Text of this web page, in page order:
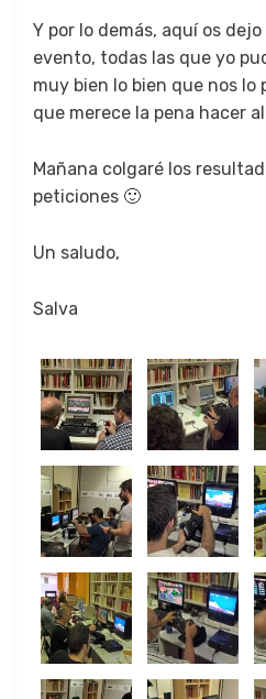
Y por lo demás, aquí os
even­to, todas las que yo
muy bien lo bien que nos lo
que merece la pena hac­er
Mañana col­garé los
peti­ciones 🙂
Un salu­do,
Sal­va